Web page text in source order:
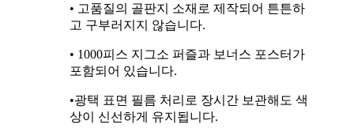
• 고품질의 골판지 소재로 제작되어 튼튼하
고 구부러지지 않습니다.
• 1000피스 지그소 퍼즐과 보너스 포스터가
포함되어 있습니다.
•광택 표면 필름 처리로 장시간 보관해도 색
상이 신선하게 유지됩니다.